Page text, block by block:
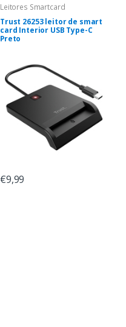
Leitores Smartcard
Trust 26253 leitor de smart
card Interior USB Type-C
Preto
€9,99